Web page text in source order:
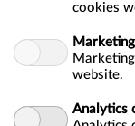
cookies
website.
Analytics